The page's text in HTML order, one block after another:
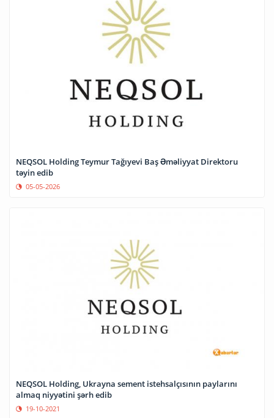
NEQSOL Holding Teymur Tağıyevi Baş Əməliyyat Direktoru
təyin edib
05-05-2026
NEQSOL Holding, Ukrayna sement istehsalçısının paylarını
almaq niyyətini şərh edib
19-10-2021